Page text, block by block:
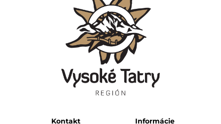
Kontakt Informácie